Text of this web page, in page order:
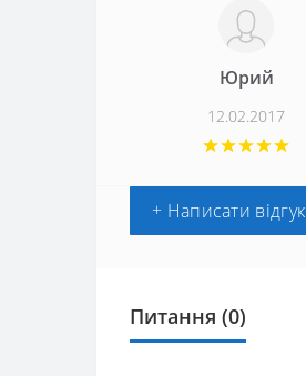
Юрий
12.02.2017
+ Написати відгук
Питання (0)